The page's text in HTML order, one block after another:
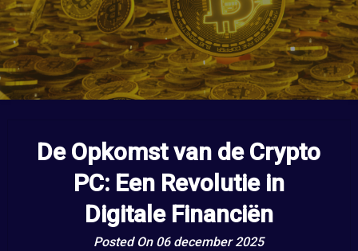
De Opkomst van de Crypto
PC: Een Revolutie in
Digitale Financiën
Posted On 06 december 2025